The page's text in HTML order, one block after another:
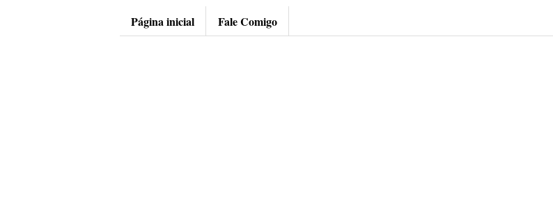
Página inicial Fale Comigo